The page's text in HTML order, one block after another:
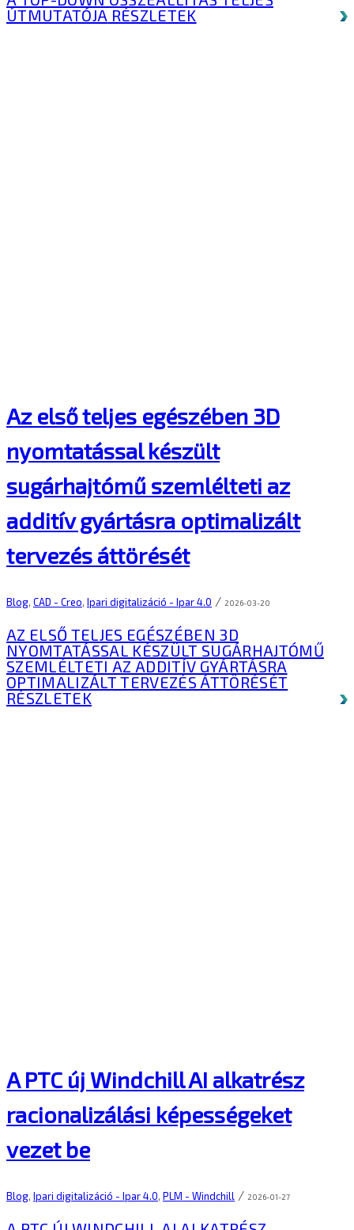
ÚTMUTATÓJA RÉSZLETEK
Az első teljes egészében 3D
nyomtatással készült
sugárhajtómű szemlélteti az
additív gyártásra optimalizált
tervezés áttörését
Blog, CAD - Creo, Ipari digitalizáció - Ipar 4.0 / 2026-03-20
AZ ELSŐ TELJES EGÉSZÉBEN 3D
NYOMTATÁSSAL KÉSZÜLT SUGÁRHAJTÓMŰ
SZEMLÉLTETI AZ ADDITÍV GYÁRTÁSRA
OPTIMALIZÁLT TERVEZÉS ÁTTÖRÉSÉT
RÉSZLETEK
A PTC új Windchill AI alkatrész
racionalizálási képességeket
vezet be
Blog, Ipari digitalizáció - Ipar 4.0, PLM - Windchill / 2026-01-27